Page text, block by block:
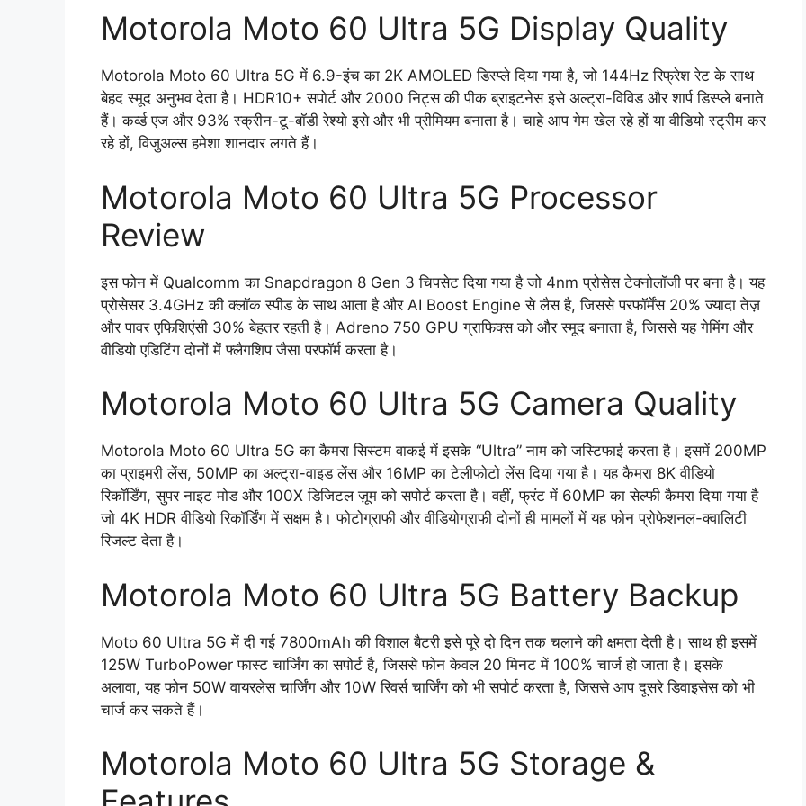
Motorola Moto 60 Ultra 5G Display Quality
Motorola Moto 60 Ultra 5G में 6.9-इंच का 2K AMOLED डिस्प्ले दिया गया है, जो 144Hz रिफ्रेश रेट के साथ
बेहद स्मूद अनुभव देता है। HDR10+ सपोर्ट और 2000 निट्स की पीक ब्राइटनेस इसे अल्ट्रा-विविड और शार्प डिस्प्ले बनाते
हैं। कर्व्ड एज और 93% स्क्रीन-टू-बॉडी रेश्यो इसे और भी प्रीमियम बनाता है। चाहे आप गेम खेल रहे हों या वीडियो स्ट्रीम कर
रहे हों, विजुअल्स हमेशा शानदार लगते हैं।
Motorola Moto 60 Ultra 5G Processor
Review
इस फोन में Qualcomm का Snapdragon 8 Gen 3 चिपसेट दिया गया है जो 4nm प्रोसेस टेक्नोलॉजी पर बना है। यह
प्रोसेसर 3.4GHz की क्लॉक स्पीड के साथ आता है और AI Boost Engine से लैस है, जिससे परफॉर्मेंस 20% ज्यादा तेज़
और पावर एफिशिएंसी 30% बेहतर रहती है। Adreno 750 GPU ग्राफिक्स को और स्मूद बनाता है, जिससे यह गेमिंग और
वीडियो एडिटिंग दोनों में फ्लैगशिप जैसा परफॉर्म करता है।
Motorola Moto 60 Ultra 5G Camera Quality
Motorola Moto 60 Ultra 5G का कैमरा सिस्टम वाकई में इसके “Ultra” नाम को जस्टिफाई करता है। इसमें 200MP
का प्राइमरी लेंस, 50MP का अल्ट्रा-वाइड लेंस और 16MP का टेलीफोटो लेंस दिया गया है। यह कैमरा 8K वीडियो
रिकॉर्डिंग, सुपर नाइट मोड और 100X डिजिटल ज़ूम को सपोर्ट करता है। वहीं, फ्रंट में 60MP का सेल्फी कैमरा दिया गया है
जो 4K HDR वीडियो रिकॉर्डिंग में सक्षम है। फोटोग्राफी और वीडियोग्राफी दोनों ही मामलों में यह फोन प्रोफेशनल-क्वालिटी
रिजल्ट देता है।
Motorola Moto 60 Ultra 5G Battery Backup
Moto 60 Ultra 5G में दी गई 7800mAh की विशाल बैटरी इसे पूरे दो दिन तक चलाने की क्षमता देती है। साथ ही इसमें
125W TurboPower फास्ट चार्जिंग का सपोर्ट है, जिससे फोन केवल 20 मिनट में 100% चार्ज हो जाता है। इसके
अलावा, यह फोन 50W वायरलेस चार्जिंग और 10W रिवर्स चार्जिंग को भी सपोर्ट करता है, जिससे आप दूसरे डिवाइसेस को भी
चार्ज कर सकते हैं।
Motorola Moto 60 Ultra 5G Storage &